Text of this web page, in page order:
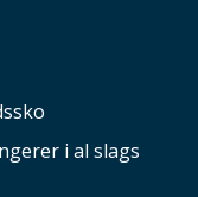
i al slags